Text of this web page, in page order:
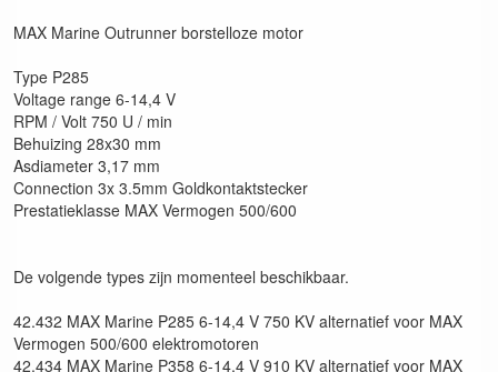
MAX Marine Outrunner borstelloze motor
Type P285
Voltage range 6-14,4 V
RPM / Volt 750 U / min
Behuizing 28x30 mm
Asdiameter 3,17 mm
Connection 3x 3.5mm Goldkontaktstecker
Prestatieklasse MAX Vermogen 500/600
De volgende types zijn momenteel beschikbaar.
42.432 MAX Marine P285 6-14,4 V 750 KV alternatief voor MAX
Vermogen 500/600 elektromotoren
42.434 MAX Marine P358 6-14,4 V 910 KV alternatief voor MAX